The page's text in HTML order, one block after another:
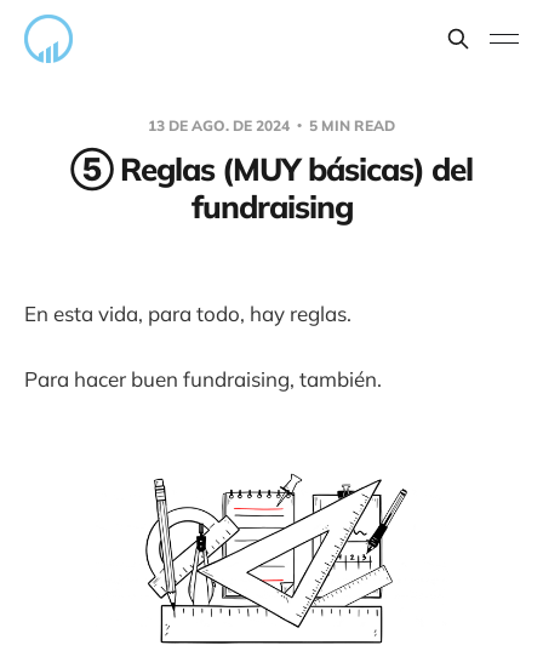
13 DE AGO. DE 2024 5 MIN READ
⑤ Reglas (MUY básicas) del
fundraising
En esta vida, para todo, hay reglas.
Para hacer buen fundraising, también.